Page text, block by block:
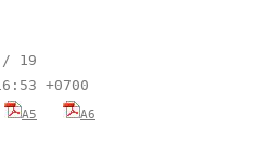
/ 19
+0700
A5 A6